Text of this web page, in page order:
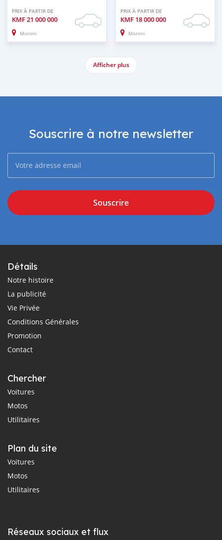
PRIX À PARTIR DE
KMF21 000 000
Moroni
PRIX À PARTIR DE
KMF 18 000 000
Moroni
Afficher plus
Souscrire à notre newsletter
Souscrire
Détails
Notre histoire
La publicité
Vie Privée
Conditions Générales
Promotion
Contact
Chercher
Voitures
Motos
Utilitaires
Plan du site
Voitures
Motos
Utilitaires
Réseaux sociaux et flux